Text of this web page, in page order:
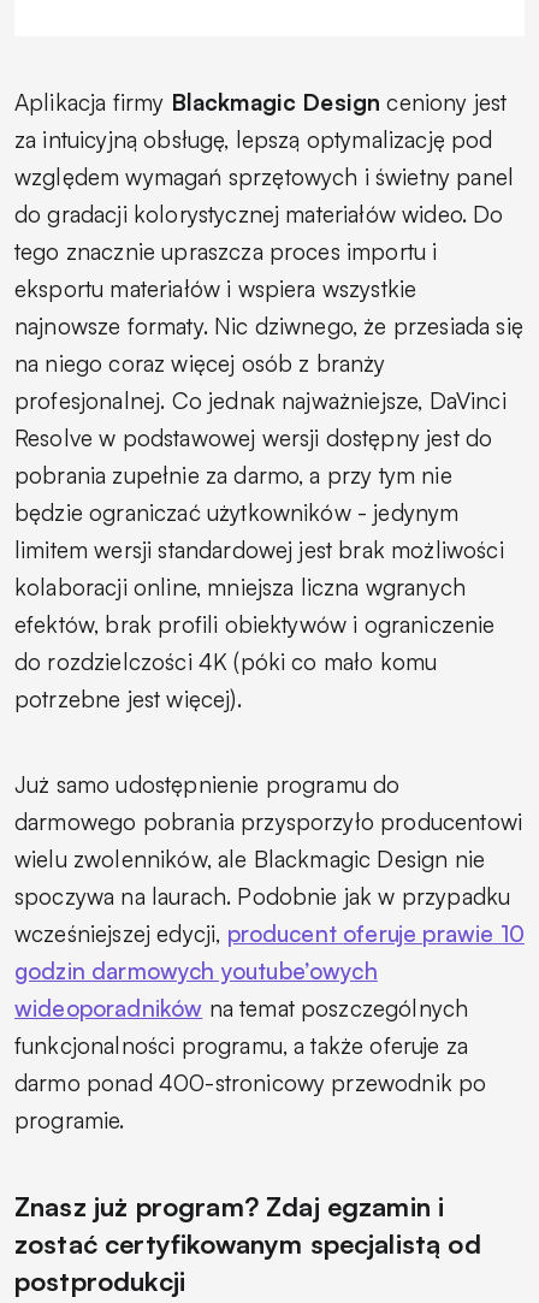
Aplikacja firmy Blackmagic Design ceniony jest
za intuicyjną obsługę, lepszą optymalizację pod
względem wymagań sprzętowych i świetny panel
do gradacji kolorystycznej materiałów wideo. Do
tego znacznie upraszcza proces importu i
eksportu materiałów i wspiera wszystkie
najnowsze formaty. Nic dziwnego, że przesiada się
na niego coraz więcej osób z branży
profesjonalnej. Co jednak najważniejsze, DaVinci
Resolve w podstawowej wersji dostępny jest do
pobrania zupełnie za darmo, a przy tym nie
będzie ograniczać użytkowników - jedynym
limitem wersji standardowej jest brak możliwości
kolaboracji online, mniejsza liczna wgranych
efektów, brak profili obiektywów i ograniczenie
do rozdzielczości 4K (póki co mało komu
potrzebne jest więcej).
Już samo udostępnienie programu do
darmowego pobrania przysporzyło producentowi
wielu zwolenników, ale Blackmagic Design nie
spoczywa na laurach. Podobnie jak w przypadku
wcześniejszej edycji, producent oferuje prawie 10
godzin darmowych youtube’owych
wideoporadników na temat poszczególnych
funkcjonalności programu, a także oferuje za
darmo ponad 400-stronicowy przewodnik po
programie.
Znasz już program? Zdaj egzamin i
zostać certyfikowanym specjalistą od
postprodukcji